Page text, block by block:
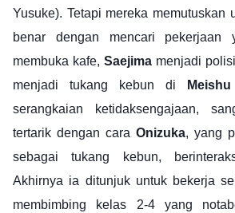
Yusuke). Tetapi mereka memutuskan
benar dengan mencari pekerjaan
membuka kafe, Saejimamenjadi
menjadi tukang kebun di
serangkaian ketidaksengajaan,
tertarik dengan cara Onizuka, yang
sebagai tukang kebun,
Akhirnya ia ditunjuk untuk bekerja
membimbing kelas 2-4 yang